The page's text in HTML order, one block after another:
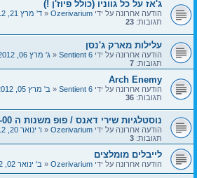
ג'אז על כל גווניו (כולל פיוז'ן !)
הודעה אחרונה על ידי Ozerivarium
«ד' מרץ 21, 2012 4:26 pm
תגובות: 23
עלילות מארק ג'נסן
הודעה אחרונה על ידי Sentient 6
«ג' מרץ 06, 2012 8:21 pm
תגובות: 7
Arch Enemy
הודעה אחרונה על ידי Sentient 6
«ב' מרץ 05, 2012 8:30 pm
תגובות: 36
נוסטלגיות שירי דאנס / פופ משנות ה 80-90-00
הודעה אחרונה על ידי Ozerivarium
«ו' ינואר 20, 2012 2:51 am
תגובות: 3
לייבלים מומלצים
הודעה אחרונה על ידי Ozerivarium
«ב' ינואר 02, 2012 9:28 pm